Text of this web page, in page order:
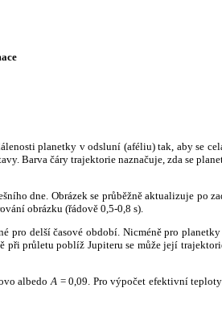
planetky v odsluní (aféliu) tak, aby se
Barva čáry trajektorie naznačuje, zda se
dne. Obrázek se průběžně aktualizuje po
obrázku (řádově 0,5-0,8 s).
pro delší časové období. Nicméně pro
při průletu poblíž Jupiteru se může její
albedo A = 0,09. Pro výpočet efektivní